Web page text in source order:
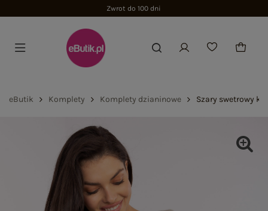
Zwrot do 100 dni
eButik Komplety Komplety dzianinowe Szary swetrowy